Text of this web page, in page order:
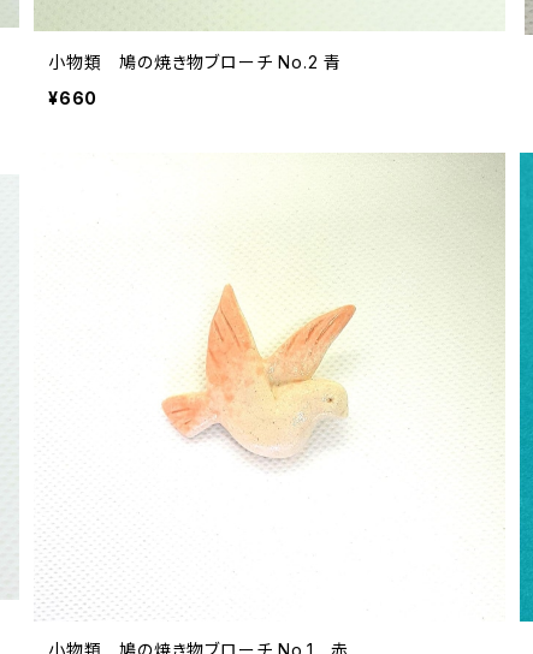
小物類 鳩の焼き物ブローチ No.2 青
¥660
小物類 鳩の焼き物ブローチ No.1 赤